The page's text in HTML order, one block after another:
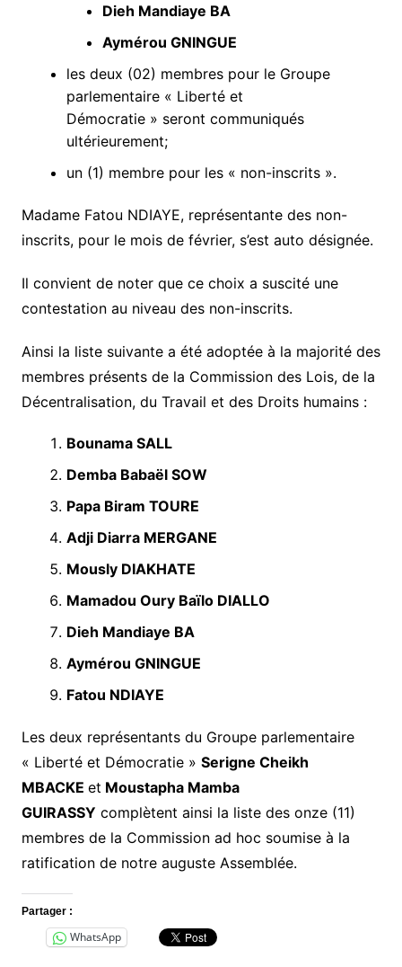
Dieh Mandiaye BA
Aymérou GNINGUE
les deux (02) membres pour le Groupe
parlementaire « Liberté et
Démocratie » seront communiqués
ultérieurement;
un (1) membre pour les « non-inscrits ».
Madame Fatou NDIAYE, représentante des non-
inscrits, pour le mois de février, s’est auto désignée.
Il convient de noter que ce choix a suscité une
contestation au niveau des non-inscrits.
Ainsi la liste suivante a été adoptée à la majorité des
membres présents de la Commission des Lois, de la
Décentralisation, du Travail et des Droits humains :
Bounama SALL
Demba Babaël SOW
Papa Biram TOURE
Adji Diarra MERGANE
Mously DIAKHATE
Mamadou Oury Baïlo DIALLO
Dieh Mandiaye BA
Aymérou GNINGUE
Fatou NDIAYE
Les deux représentants du Groupe parlementaire
« Liberté et Démocratie » Serigne Cheikh
MBACKE et Moustapha Mamba
GUIRASSY complètent ainsi la liste des onze (11)
membres de la Commission ad hoc soumise à la
ratification de notre auguste Assemblée.
Partager :
WhatsApp